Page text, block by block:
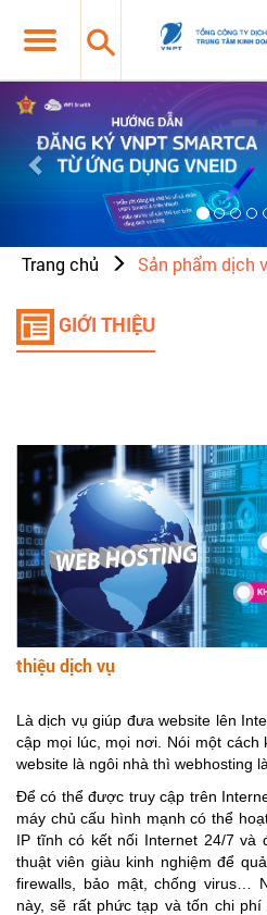
Previous
Trang chủ Sản phẩm dịch
GIỚI THIỆU
thiệu dịch vụ
Là dịch vụ giúp đưa website lên
cập mọi lúc, mọi nơi. Nói một cách
website là ngôi nhà thì webhosting
Để có thể được truy cập trên
máy chủ cấu hình mạnh có thể
IP tĩnh có kết nối Internet 24/7 và
thuật viên giàu kinh nghiệm để
firewalls, bảo mật, chống virus…
này, sẽ rất phức tạp và tốn chi